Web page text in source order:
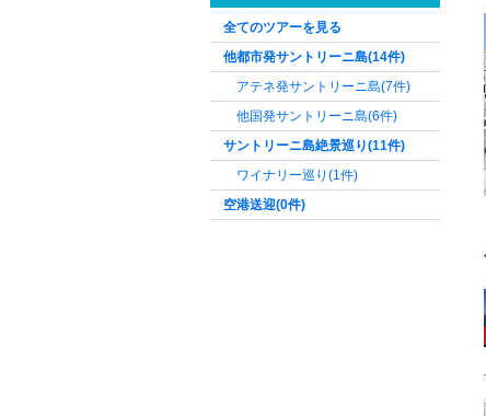
全てのツアーを見る
他都市発サントリーニ島(14件)
アテネ発サントリーニ島(7件)
他国発サントリーニ島(6件)
サントリーニ島絶景巡り(11件)
ワイナリー巡り (1件)
空港送迎(0件)